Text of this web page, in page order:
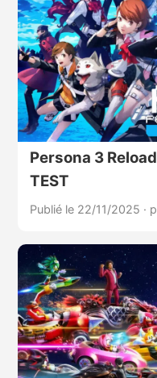
Persona 3
TEST
Publié le 22/11/2025 ·